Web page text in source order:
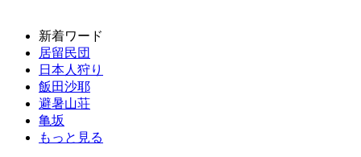
新着ワード
居留民団
日本人狩り
飯田沙耶
避暑山荘
亀坂
もっと見る